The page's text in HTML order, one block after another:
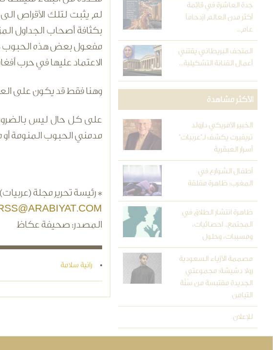
لم يثبت لتلك الأقراص
بكثافة أصحاب الجداول
الاعتماد عليها في حرب
وهنا فقط قد يكون على
على كل حال ليس بالضرورة
مدمني الحبوب المنومة أو من المتضجرين
* رئيسة تحرير مجلة (عربيات)
المصدر: صحيفة عكاظ
رانية سلامة
جدة العاشرة في قائمة
أكثر مدن العالم ازدحاماً
عام...
المتحف البريطاني يقتني
أعمال الفنانة التشكيلية...
الأكثر مشاهدة
الخبير الأمريكي دارولد
تريفيرت يكشف لـ"عربيات"
أسرار العبقرية
أطفال الشوارع في
المغرب: ظاهرة مقلقة
ظاهرة انتشار الطلاق في
المجتمع.. احصائيات،
ومسببات، وحلول
مصممة الأزياء السعودية
رولا دشيشة: مجموعتي
الجديدة مقتبسة من سُنَّة
التيامن
للإعلان